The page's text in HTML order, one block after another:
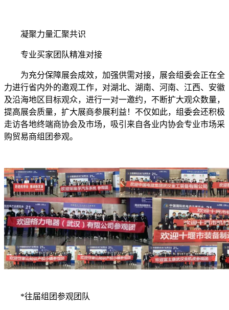
凝聚力量汇聚共识
专业买家团队精准对接
为充分保障展会成效，加强供需对接，展会组委会正在全
力进行省内外的邀观工作，对湖北、湖南、河南、江西、安徽
及沿海地区目标观众，进行一对一邀约，不断扩大观众数量，
提高展会质量，扩大展商参展利益！不仅如此，组委会还积极
走访各地终端商协会及市场，吸引来自各业内协会专业市场采
购贸易商组团参观。
*往届组团参观团队